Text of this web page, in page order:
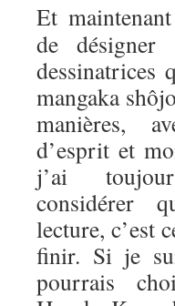
Et
de désigner
dessinatrices
mangaka
manières,
d’esprit et
j’ai
considérer
lecture, c’est
finir. Si je
pourrais